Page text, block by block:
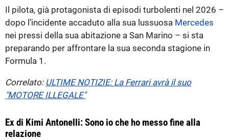
Il pilota, già protagonista di episodi turbolenti nel 2026 –
dopo l’incidente accaduto alla sua lussuosa Mercedes
nei pressi della sua abitazione a San Marino – si sta
preparando per affrontare la sua seconda stagione in
Formula 1.
Correlato: ULTIME NOTIZIE: La Ferrari avrà il suo
"MOTORE ILLEGALE"
Ex di Kimi Antonelli: Sono io che ho messo fine alla
relazione